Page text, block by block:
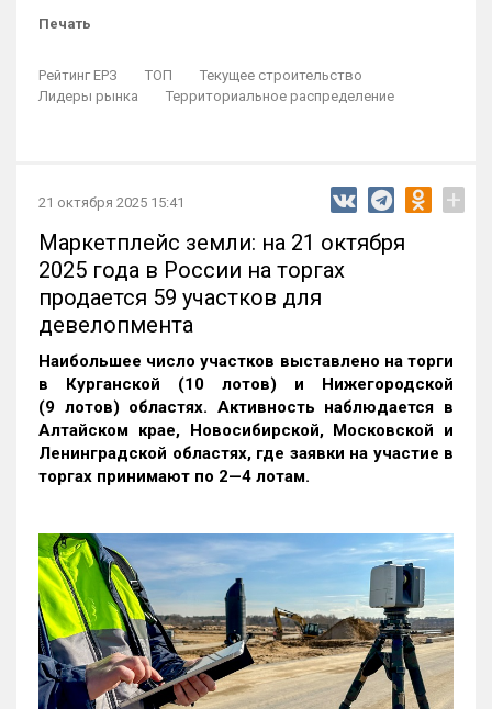
Печать
Рейтинг ЕРЗ ТОП
Текущее строительство
Лидеры рынка
Территориальное распределение
21 октября 2025 15:41 +
Маркетплейс земли: на 21 октября
2025 года в России на торгах
продается 59 участков для
девелопмента
Наибольшее число участков выставлено на торги
в Курганской (10 лотов) и Нижегородской
(9 лотов) областях. Активность наблюдается в
Алтайском крае, Новосибирской, Московской и
Ленинградской областях, где заявки на участие в
торгах принимают по 2—4 лотам.